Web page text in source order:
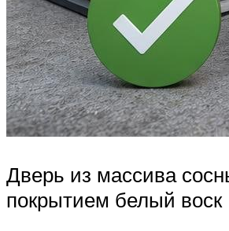
Дверь из массива
покрытием белый воск